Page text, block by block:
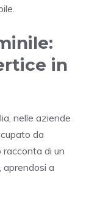
in
nelle aziende
da
di un
a